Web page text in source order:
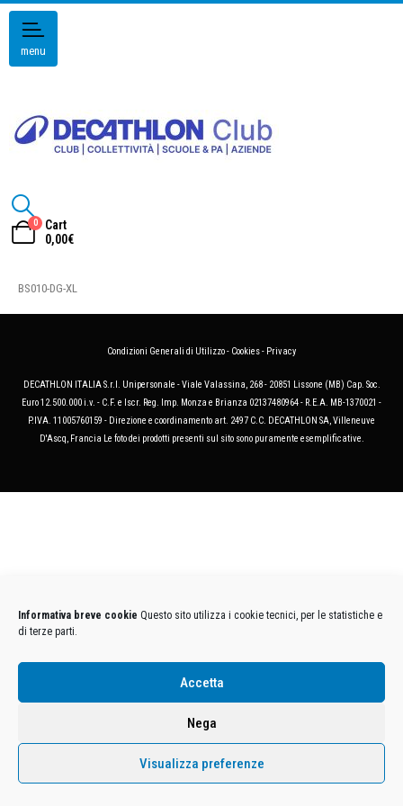
Informativa breve cookie Questo sito utilizza i cookie tecnici, per le statistiche e
di terze parti.
Accetta
Nega
Visualizza preferenze
menu
0
Cart
0,00€
BS010-DG-XL
Condizioni Generali di Utilizzo- Cookies- Privacy
DECATHLON ITALIA S.r.l. Unipersonale - Viale Valassina, 268 - 20851 Lissone (MB) Cap. Soc.
Euro 12.500.000 i.v. - C.F. e Iscr. Reg. Imp. Monza e Brianza 02137480964 - R.E.A. MB-1370021 -
P.IVA. 11005760159 - Direzione e coordinamento art. 2497 C.C. DECATHLON SA, Villeneuve
D'Ascq, Francia Le foto dei prodotti presenti sul sito sono puramente esemplificative.